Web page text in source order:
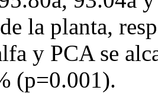
la planta,
y PCA se
(p=0.001).